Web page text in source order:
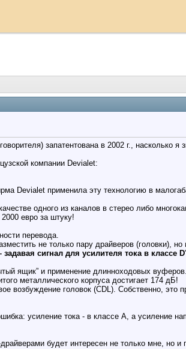
запатентована в 2002 г., насколько я
компании Devialet:
Devialet применила эту технологию в
одного из каналов в стерео либо
евро за штуку!
перевода.
не только пару драйверов (головки),
сигнал для усилителя тока в классе D
ящик” и применение длинноходовых
металлического корпуса достигает 174 дБ!
возбуждение головок (CDL). Собственно, это
усиление тока - в классе А, а усиление
будет интересен не только мне, но